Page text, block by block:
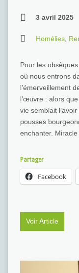
3 avril 2025
Homélies,
Pour les
où nous entrons
l’émerveillement
l’œuvre : alors
vie semblait
pousses
enchanter.
Partager
Facebook
Voir Article